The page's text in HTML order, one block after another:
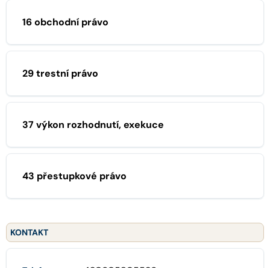
16 obchodní právo
29 trestní právo
37 výkon rozhodnutí, exekuce
43 přestupkové právo
KONTAKT